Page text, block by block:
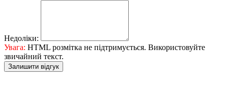
Недоліки:
Увага: HTML розмітка не підтримується. Використовуйте
звичайний текст.
Залишити відгук